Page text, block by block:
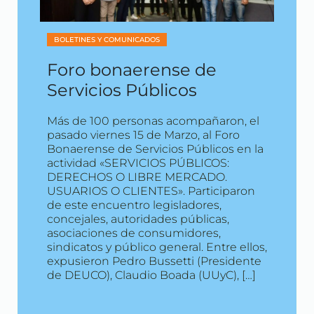
BOLETINES Y COMUNICADOS
Foro bonaerense de
Servicios Públicos
Más de 100 personas acompañaron, el
pasado viernes 15 de Marzo, al Foro
Bonaerense de Servicios Públicos en la
actividad «SERVICIOS PÚBLICOS:
DERECHOS O LIBRE MERCADO.
USUARIOS O CLIENTES». Participaron
de este encuentro legisladores,
concejales, autoridades públicas,
asociaciones de consumidores,
sindicatos y público general. Entre ellos,
expusieron Pedro Bussetti (Presidente
de DEUCO), Claudio Boada (UUyC), […]